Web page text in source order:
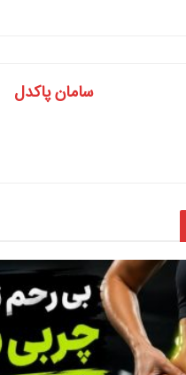
سامان پاکدل